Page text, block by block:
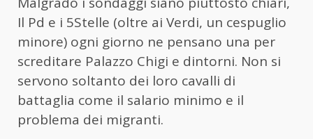
Il Pd e i 5Stelle (oltre ai Verdi, un cespuglio
minore) ogni giorno ne pensano una per
screditare Palazzo Chigi e dintorni. Non si
servono soltanto dei loro cavalli di
battaglia come il salario minimo e il
problema dei migranti.